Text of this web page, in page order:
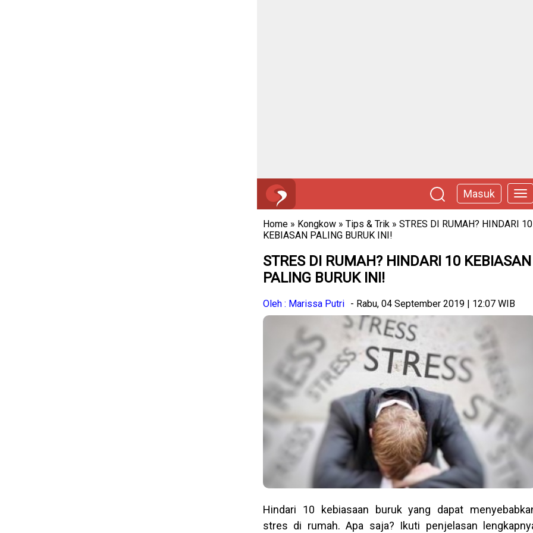
Masuk
Home » Kongkow » Tips & Trik » STRES DI RUMAH? HINDARI 10
KEBIASAN PALING BURUK INI!
STRES DI RUMAH? HINDARI 10 KEBIASAN
PALING BURUK INI!
Oleh : Marissa Putri - Rabu, 04 September 2019 | 12:07 WIB
Hindari 10 kebiasaan buruk yang dapat
stres di rumah. Apa saja? Ikuti penjelasan